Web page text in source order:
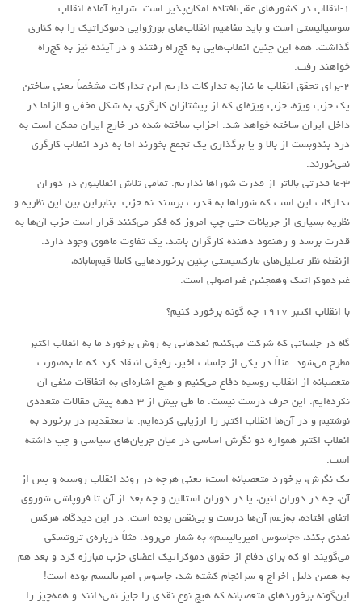
۱-انقلاب در کشورهای عقب‌افتاده امکان‌پذیر است. شرایط آماده انقلاب
سوسیالیستی است و باید مفاهیم انقلاب‌های بورژوایی دموکراتیک را به کناری
گذاشت. همه این چنین انقلاب‌هایی به کج‌راه رفتند و در آینده نیز به کج‌راه
خواهند رفت.
۲-برای تحقق انقلاب ما نیازبه تدارکات داریم این تدارکات مشخصاً یعنی ساختن
یک حزب ویژه، حزب ویژه‌ای که از پیشتازان کارگری، به شکل مخفی و الزاما در
داخل ایران ساخته خواهد شد. احزاب ساخته شده در خارج ایران ممکن است به
درد بندوبست از بالا و یا برگذاری یک تجمع بخورند اما به درد انقلاب کارگری
نمی‌خورند.
۳-ما قدرتی بالاتر از قدرت شوراها نداریم. تمامی تلاش انقلابیون در دوران
تدارکات این است که شوراها به قدرت برسند نه حزب. بنابراین بین این نظریه و
نظریه بسیاری از جریانات حتی چپ امروز که فکر می‌کنند قرار است حزب آن‌ها به
قدرت برسد و رهنمود دهنده کارگران باشد، یک تفاوت ماهوی وجود دارد.
ازنقطه نظر تحلیل‌های مارکسیستی چنین برخوردهایی کاملا قیم‌‌مابانه،
غیر‌دموکراتیک وهمچنین غیراصولی است.
با انقلاب اکتبر ۱۹۱۷ چه‌ گونه برخورد کنیم؟
گاه در جلساتی که شرکت می‌کنیم نقدهایی به روش برخورد ما به انقلاب اکتبر
مطرح می‌شود. مثلاً در یکی از جلسات اخیر، رفیقی انتقاد کرد که ما به‌صورت
متعصبانه از انقلاب روسیه دفاع می‌کنیم و هیچ اشاره‌ای به اتفاقات منفی آن
نکرده‌ایم. این حرف درست نیست. ما طی بیش از ۳ دهه پیش مقالات متعددی
نوشتیم و در آن‌ها انقلاب اکتبر را ارزیابی کرده‌ایم. ما معتقدیم در برخورد به
انقلاب اکتبر همواره دو نگرش اساسی در میان جریان‌های سیاسی و چپ داشته
است.
یک نگرش، برخورد متعصبانه است؛ یعنی هرچه در روند انقلاب روسیه و پس از
آن، چه در دوران لنین، یا در دوران استالین و چه بعد از آن تا فروپاشی شوروی
اتفاق افتاده، به‌زعم آن‌ها درست و بی‌نقص بوده است. در این دیدگاه، هرکس
نقدی بکند، «جاسوس امپریالیسم» به شمار می‌رود. مثلاً درباره‌ی تروتسکی
می‌گویند او که برای دفاع از حقوق دموکراتیک اعضای حزب مبارزه کرد و بعد هم
به همین دلیل اخراج و سرانجام کشته شد، جاسوس امپریالیسم بوده است!
این‌گونه برخوردهای متعصبانه که هیچ نوع نقدی را جایز نمی‌دانند و همه‌چیز را